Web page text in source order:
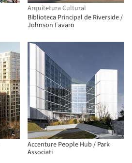
Arquitetura Cultural
Biblioteca Principal de Riverside /
Johnson Favaro
Accenture People Hub / Park
Associati